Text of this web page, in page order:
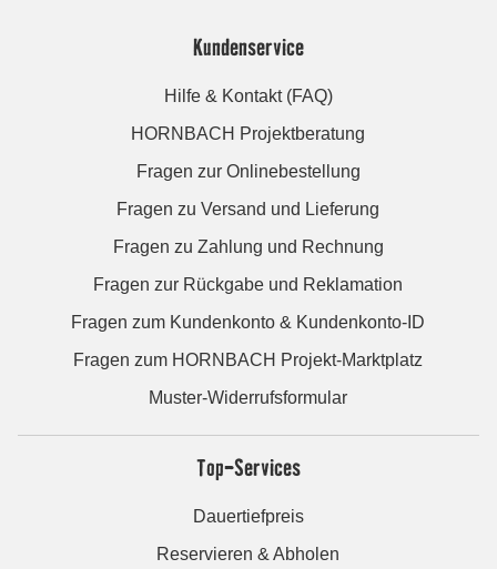
Kundenservice
Hilfe & Kontakt (FAQ)
HORNBACH Projektberatung
Fragen zur Onlinebestellung
Fragen zu Versand und Lieferung
Fragen zu Zahlung und Rechnung
Fragen zur Rückgabe und Reklamation
Fragen zum Kundenkonto & Kundenkonto-ID
Fragen zum HORNBACH Projekt-Marktplatz
Muster-Widerrufsformular
Top-Services
Dauertiefpreis
Reservieren & Abholen